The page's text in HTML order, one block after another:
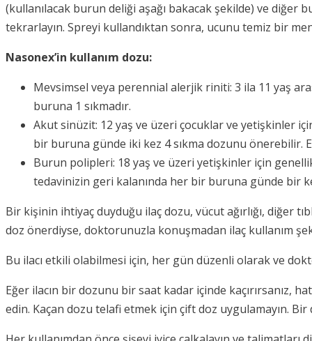
(kullanılacak burun deliği aşağı bakacak şekilde) ve diğer
tekrarlayın. Spreyi kullandıktan sonra, ucunu temiz bir
Nasonex’in kullanım dozu:
Mevsimsel veya perennial alerjik riniti: 3 ila 11 yaş
buruna 1 sıkmadır.
Akut sinüzit: 12 yaş ve üzeri çocuklar ve yetişkinler
bir buruna günde iki kez 4 sıkma dozunu önerebilir.
Burun polipleri: 18 yaş ve üzeri yetişkinler için
tedavinizin geri kalanında her bir buruna günde bir
Bir kişinin ihtiyaç duyduğu ilaç dozu, vücut ağırlığı,
doz önerdiyse, doktorunuzla konuşmadan ilaç kullanım
Bu ilacı etkili olabilmesi için, her gün düzenli olarak ve
Eğer ilacın bir dozunu bir saat kadar içinde kaçırırsanız,
edin. Kaçan dozu telafi etmek için çift doz uygulamayın. Bir